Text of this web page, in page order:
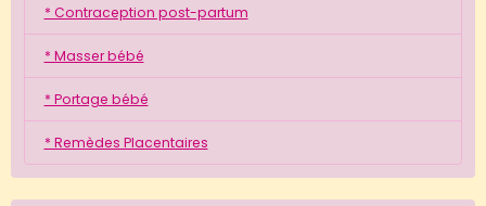
* Contraception post-partum
* Masser bébé
* Portage bébé
* Remèdes Placentaires